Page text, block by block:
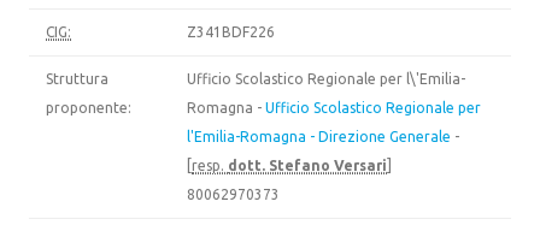
CIG: Z341BDF226
Struttura
proponente:
Ufficio Scolastico Regionale per l\'Emilia-
Romagna - Ufficio Scolastico Regionale per
l'Emilia-Romagna - Direzione Generale -
resp. dott. Stefano Versari
80062970373